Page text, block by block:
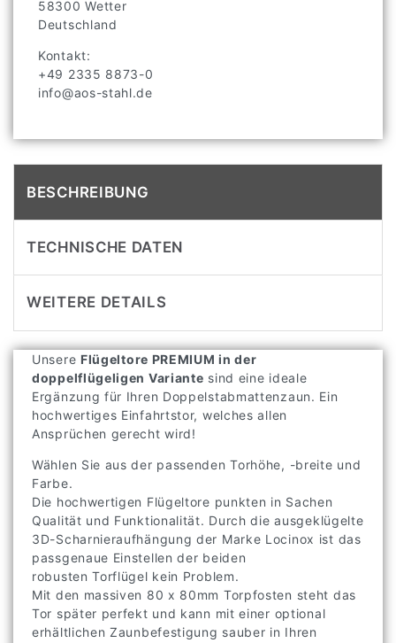
58300 Wetter
Deutschland
Kontakt:
+49 2335 8873-0
info@aos-stahl.de
BESCHREIBUNG
TECHNISCHE DATEN
WEITERE DETAILS
Unsere Flügeltore PREMIUM in der
doppelflügeligen Variante sind eine ideale
Ergänzung für Ihren Doppelstabmattenzaun. Ein
hochwertiges Einfahrtstor, welches allen
Ansprüchen gerecht wird!
Wählen Sie aus der passenden Torhöhe, -breite und
Farbe.
Die hochwertigen Flügeltore punkten in Sachen
Qualität und Funktionalität. Durch die ausgeklügelte
3D-Scharnieraufhängung der Marke Locinox ist das
passgenaue Einstellen der beiden
robusten Torflügel kein Problem.
Mit den massiven 80 x 80mm Torpfosten steht das
Tor später perfekt und kann mit einer optional
erhältlichen Zaunbefestigung sauber in Ihren